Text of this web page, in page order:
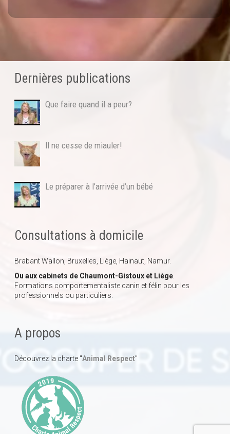
Dernières publications
Que faire quand il a peur?
Il ne cesse de miauler!
Le préparer à l’arrivée d’un bébé
Consultations à domicile
Brabant Wallon, Bruxelles, Liège, Hainaut, Namur.
Ou aux cabinets de Chaumont-Gistoux et Liège.
Formations comportementaliste canin et félin pour les
professionnels ou particuliers.
A propos
Découvrez la charte "Animal Respect"